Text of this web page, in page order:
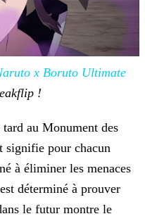
x Boruto Ultimate
!
au Monument des
signifie pour chacun
à éliminer les menaces
est déterminé à prouver
le futur montre le